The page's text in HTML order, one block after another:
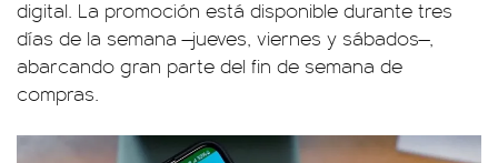
digital. La promoción está disponible durante tres
días de la semana —jueves, viernes y sábados—,
abarcando gran parte del fin de semana de
compras.